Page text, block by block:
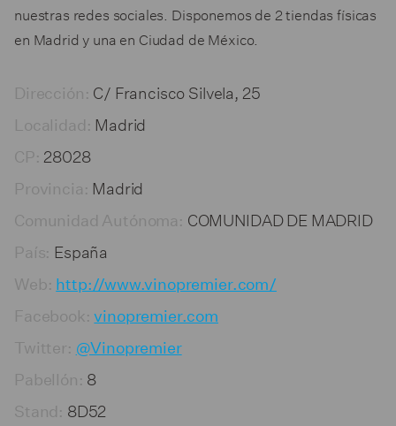
nuestras redes sociales. Disponemos de 2 tiendas físicas
en Madrid y una en Ciudad de México.
Dirección: C/ Francisco Silvela, 25
Localidad: Madrid
CP: 28028
Provincia: Madrid
Comunidad Autónoma: COMUNIDAD DE MADRID
País: España
Web: http://www.vinopremier.com/
Facebook: vinopremier.com
Twitter: @Vinopremier
Pabellón: 8
Stand: 8D52